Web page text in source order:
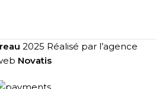
2025 Réalisé par l’agence
Novatis